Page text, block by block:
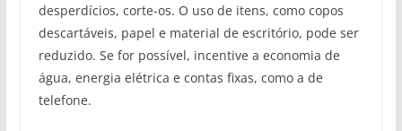
desperdícios, corte-os. O uso de itens, como copos
descartáveis, papel e material de escritório, pode ser
reduzido. Se for possível, incentive a economia de
água, energia elétrica e contas fixas, como a de
telefone.